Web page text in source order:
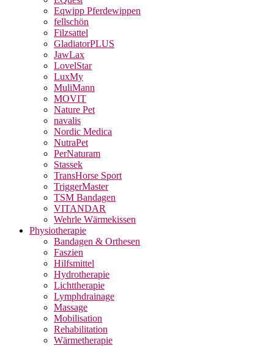
Eqwipp Pferdewippen
fellschön
Filzsattel
GladiatorPLUS
JawLax
LovelStar
LuxMy
MuliMann
MOVIT
Nature Pet
navalis
Nordic Medica
NutraPet
PerNaturam
Stassek
TransHorse Sport
TriggerMaster
TSM Bandagen
VITANDAR
Wehrle Wärmekissen
Physiotherapie
Bandagen & Orthesen
Faszien
Hilfsmittel
Hydrotherapie
Lichttherapie
Lymphdrainage
Massage
Mobilisation
Rehabilitation
Wärmetherapie